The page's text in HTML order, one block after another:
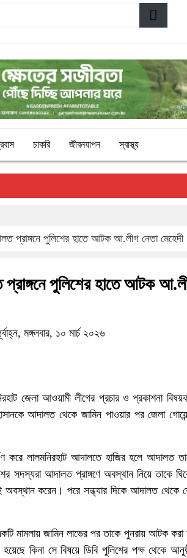
চাকরি জীবনযাপন স্বাস্থ্য
প্রাঙ্গনে পুলিশের হাতে আটক আ.লীগ নেতা মেহেদী
প্রাঙ্গনে পুলিশের হাতে আটক
মঙ্গলবার, ১০ মার্চ ২০২৬
জেলা আওয়ামী লীগের প্রচার ও প্রকাশনা
আদালত থেকে জামিন পাওয়ার পর জেলা
করে লালমনিরহাট আদালতে হাজির হলে আদালত
সদস্যরা আদালত প্রাঙ্গণে অবস্থান নিয়ে তাকে
করেন। পরে সন্ধ্যার দিকে আদালত থেকে
মামলায় জামিন লাভের পর তাকে পুনরায় আটক
কিনা সে বিষয়ে ডিবি পুলিশের পক্ষ থেকে